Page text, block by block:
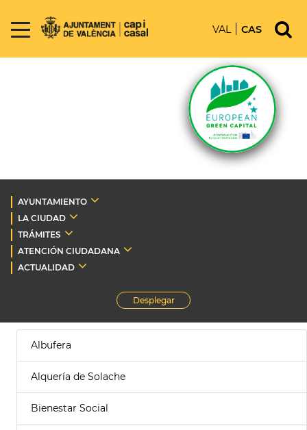
VAL CAS
AYUNTAMIENTO
LA CIUDAD
TRÁMITES
ATENCIÓN CIUDADANA
ACTUALIDAD
Desplegar
Albufera
Alquería de Solache
Bienestar Social